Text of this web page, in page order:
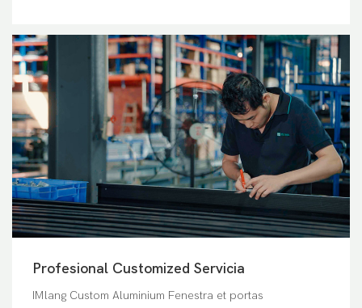
Profesional Customized Servicia
IMlang Custom Aluminium Fenestra et portas